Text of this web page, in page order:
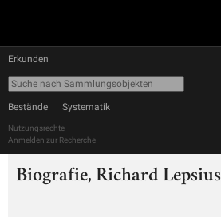
Erkunden
Bestände Systematik
Nutzungsrechte
Anmelden zur Recherche
Biografie, Richard Lepsius